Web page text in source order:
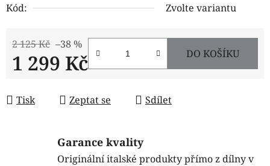
Kód:
Zvolte variantu
2 125 Kč –38 %
1 299 Kč DO KOŠÍKU
Tisk Zeptat se Sdílet
Garance kvality
Originální italské produkty přímo z dílny v